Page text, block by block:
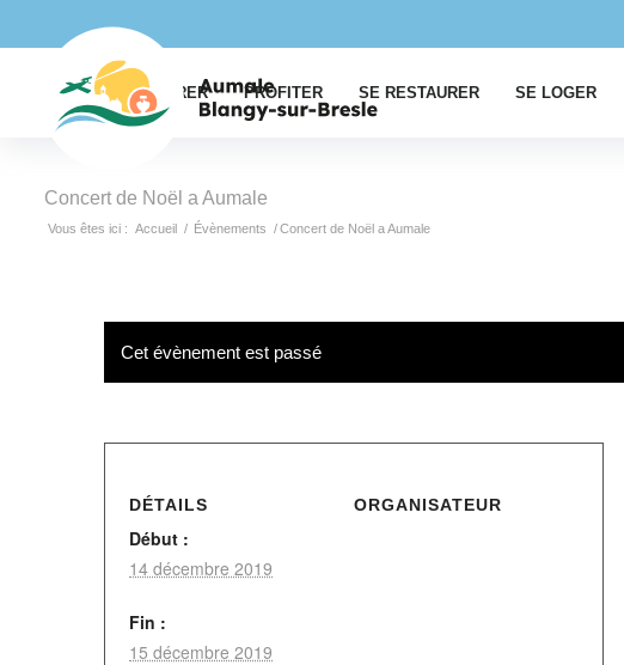
EXPLORER PROFITER SE RESTAURER SE LOGER
Concert de Noël a Aumale
Vous êtes ici : Accueil / Évènements /Concert de Noël a Aumale
Cet évènement est passé
DÉTAILS
Début :
14 décembre 2019
Fin :
15 décembre 2019
ORGANISATEUR